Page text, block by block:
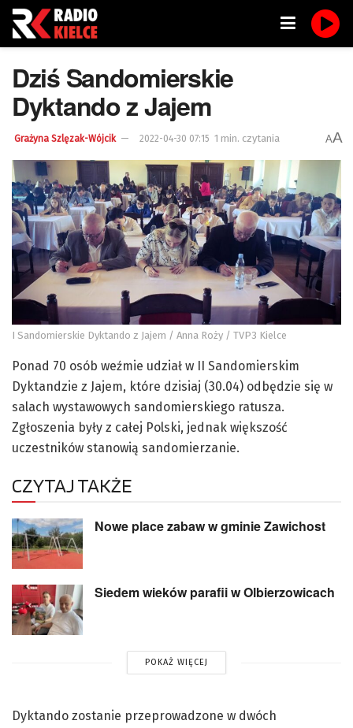
Dziś Sandomierskie
Dyktando z Jajem
Grażyna Szlęzak-Wójcik 2022-04-30 07:15 1 min. czytania AA
I Sandomierskie Dyktando z Jajem / Anna Roży / TVP3 Kielce
Ponad 70 osób weźmie udział w II Sandomierskim
Dyktandzie z Jajem, które dzisiaj (30.04) odbędzie się w
salach wystawowych sandomierskiego ratusza.
Zgłoszenia były z całej Polski, jednak większość
uczestników stanowią sandomierzanie.
CZYTAJ TAKŻE
Nowe place zabaw w gminie Zawichost
Siedem wieków parafii w Olbierzowicach
POKAŻ WIĘCEJ
Dyktando zostanie przeprowadzone w dwóch